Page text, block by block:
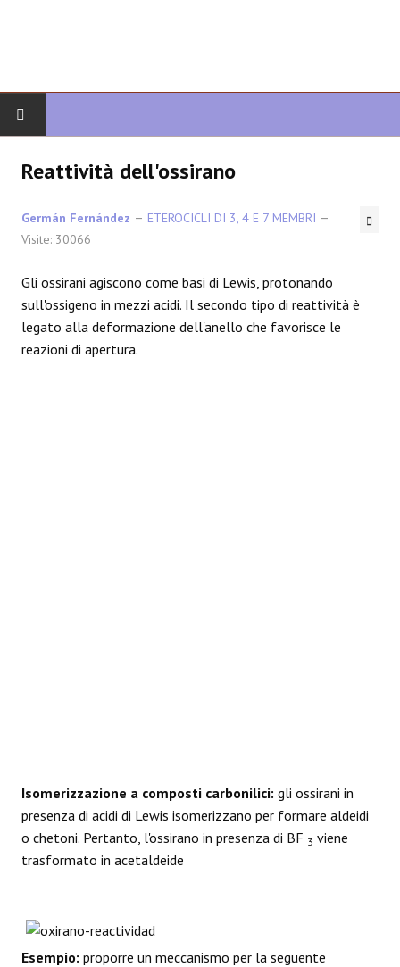
ORGANICA AVANZATA
ETEROCICLI
SINTESI
Reattività dell'ossirano
Germán Fernández
ETEROCICLI DI 3, 4 E 7 MEMBRI
Visite: 30066
Gli ossirani agiscono come basi di Lewis, protonando
sull'ossigeno in mezzi acidi. Il secondo tipo di reattività è
legato alla deformazione dell'anello che favorisce le
reazioni di apertura.
Isomerizzazione a composti carbonilici: gli ossirani in
presenza di acidi di Lewis isomerizzano per formare aldeidi
o chetoni. Pertanto, l'ossirano in presenza di BF 3 viene
trasformato in acetaldeide
Esempio: proporre un meccanismo per la seguente